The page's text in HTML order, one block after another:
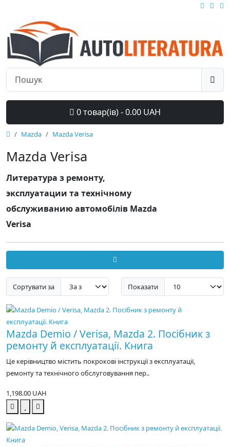
0 товар(ів) - 0.00 UAH
Mazda Mazda Verisa
Mazda Verisa
Литература з ремонту,
эксплуатации та технічному
обслуживанию автомобілів Mazda
Verisa
Сортувати за Показати
Mazda Demio / Verisa, Mazda 2. Посібник з
ремонту й експлуатації. Книга
Це керівництво містить покрокові інструкції з експлуатації,
ремонту та технічного обслуговування пер..
1,198.00 UAH